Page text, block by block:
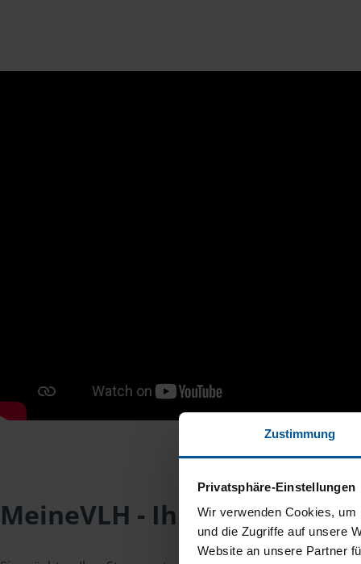
Zustimmung
Privatsphäre-Einstellungen
Wir verwenden Cookies,
und die Zugriffe auf unsere
Website an unsere Partner
MeineVLH - Ihr